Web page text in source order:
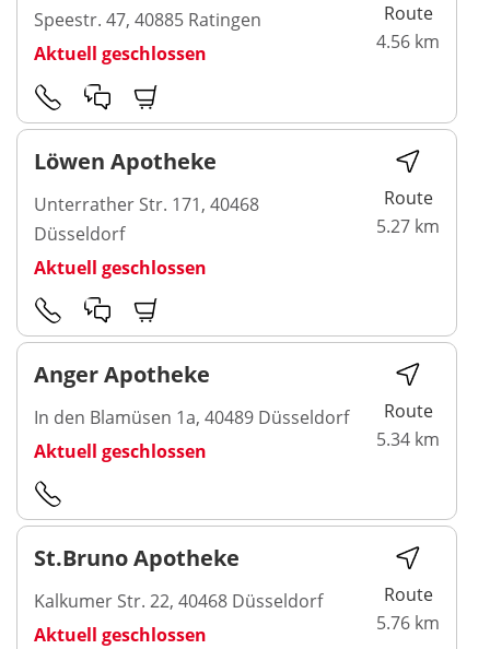
Speestr. 47, 40885 Ratingen
Aktuell geschlossen
Route
4.56 km
Löwen Apotheke
Unterrather Str. 171, 40468
Düsseldorf
Aktuell geschlossen
Route
5.27 km
Anger Apotheke
In den Blamüsen 1a, 40489 Düsseldorf
Aktuell geschlossen
Route
5.34 km
St.Bruno Apotheke
Kalkumer Str. 22, 40468 Düsseldorf
Aktuell geschlossen
Route
5.76 km